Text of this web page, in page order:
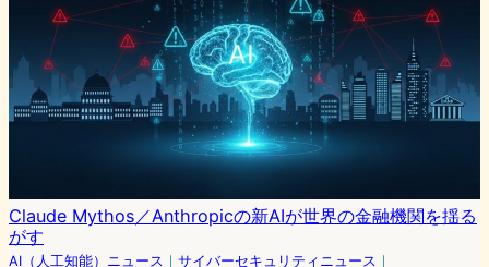
Claude Mythos／Anthropicの新AIが世界の金融機関を揺る
がす
AI（人工知能）ニュース ｜ サイバーセキュリティニュース ｜